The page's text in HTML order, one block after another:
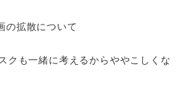
の拡散について
クも一緒に考えるからややこしくな